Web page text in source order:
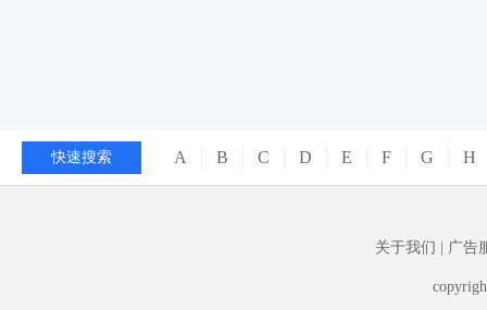
快速搜索 A B C D E F G H
关于我们 | 广告